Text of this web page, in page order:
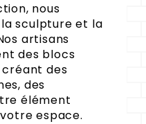
nous
sculpture et la
artisans
des blocs
des
des
élément
espace.